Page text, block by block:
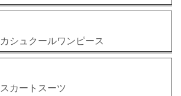
シュクールワンピース
カートスーツ